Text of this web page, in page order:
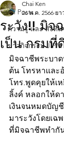
All Posts
ความรู้ และ สิ่งที่
ข่าวกิจกรรม JIPM
ระวัง!! มิจ
เป็น กรมที่
Chai Ken
26 พ.ค. 2566 ยา
มิจฉาชีพระบา
ต้น โทรหาและ
โทร.พูดคุยให้เ
ลิ้งค์ หลอกให้ด
เงินจนหมดบัญ
มาระวังโดยเ
ที่มิจฉาชีพทำกั